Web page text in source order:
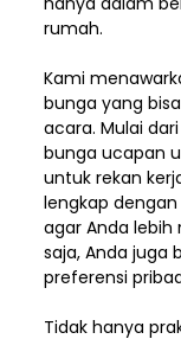
rumah.
Kami
bunga yang
acara. Mulai
bunga ucapan
untuk rekan
lengkap
agar Anda
saja, Anda juga
preferensi
Tidak hanya